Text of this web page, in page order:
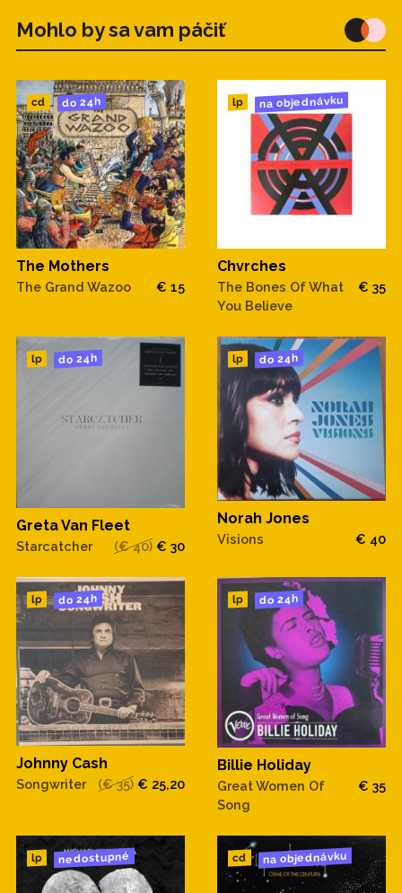
Mohlo by sa vam páčiť
cd do 24h
The Mothers
The Grand Wazoo € 15
lp na objednávku
Chvrches
The Bones Of What
You Believe
€ 35
lp do 24h
Greta Van Fleet
Starcatcher (€ 40) € 30
lp do 24h
Norah Jones
Visions € 40
lp do 24h
Johnny Cash
Songwriter (€ 35) € 25,20
lp do 24h
Billie Holiday
Great Women Of
Song
€ 35
lp nedostupné cd na objednávku